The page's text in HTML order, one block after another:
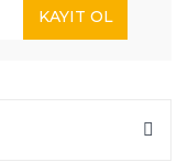
KAYIT OL